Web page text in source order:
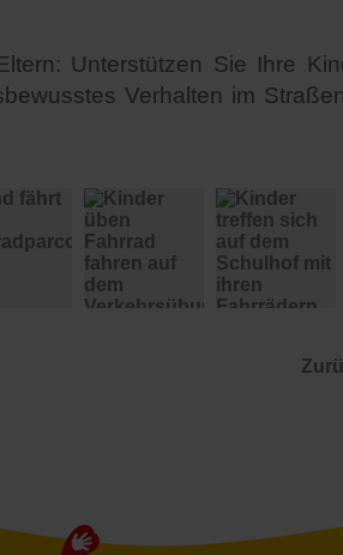
Unterstützen Sie Ihre
Verhalten im